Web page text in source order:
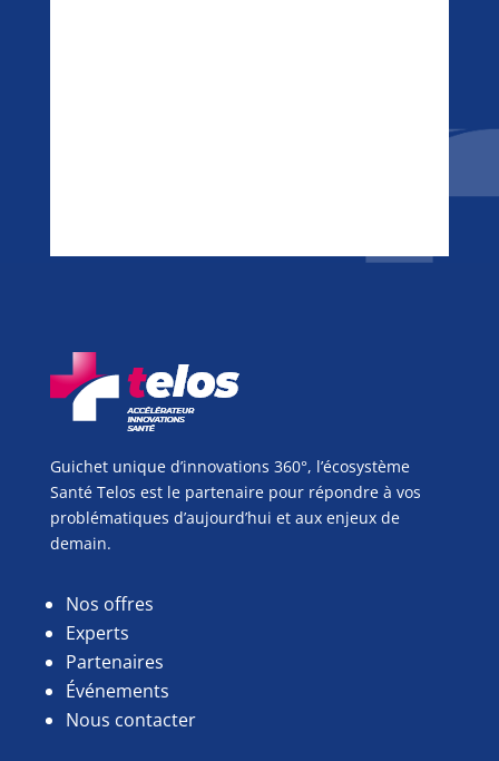
Guichet unique d’innovations 360°, l’écosystème
Santé Telos est le partenaire pour répondre à vos
problématiques d’aujourd’hui et aux enjeux de
demain.
Nos offres
Experts
Partenaires
Événements
Nous contacter